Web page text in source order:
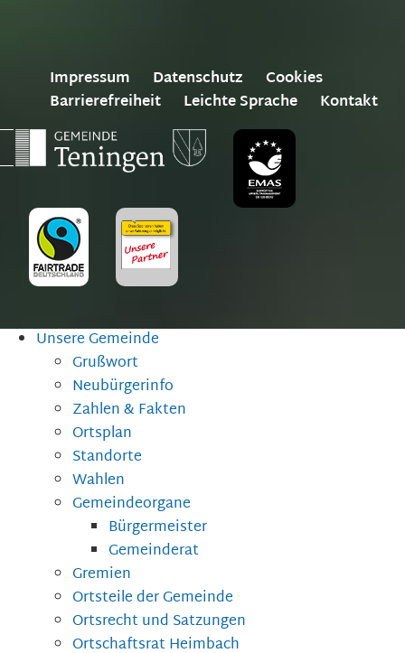
Impressum Datenschutz
Cookies
Barrierefreiheit
Leichte Sprache Kontakt
Unsere Gemeinde
Grußwort
Neubürgerinfo
Zahlen & Fakten
Ortsplan
Standorte
Wahlen
Gemeindeorgane
Bürgermeister
Gemeinderat
Gremien
Ortsteile der Gemeinde
Ortsrecht und Satzungen
Ortschaftsrat Heimbach